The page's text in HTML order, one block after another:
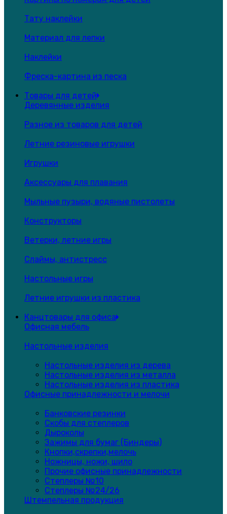
Тату наклейки
Материал для лепки
Наклейки
Фреска-картина из песка
Товары для детей
Деревянные изделия
Разное из товаров для детей
Летние резиновые игрушки
Игрушки
Аксессуары для плавания
Мыльные пузыри, водяные пистолеты
Конструкторы
Ветерки, летние игры
Слаймы, антистресс
Настольные игры
Летние игрушки из пластика
Канцтовары для офиса
Офисная мебель
Настольные изделия
Настольные изделия из дерева
Настольные изделия из металла
Настольные изделия из пластика
Офисные принадлежности и мелочи
Банковские резинки
Скобы для степлеров
Дыроколы
Зажимы для бумаг (Биндеры)
Кнопки,скрепки,мелочь
Ножницы, ножи, шило
Прочие офисные принадлежности
Степлеры №10
Степлеры №24/26
Штемпельная продукция